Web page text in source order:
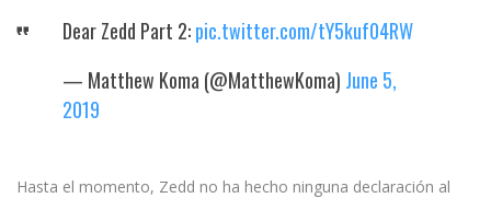
Dear Zedd Part 2:pic.twitter.com/tY5kuf04RW
— Matthew Koma (@MatthewKoma) June 5,
2019
Hasta el momento, Zedd no ha hecho ninguna declaración al